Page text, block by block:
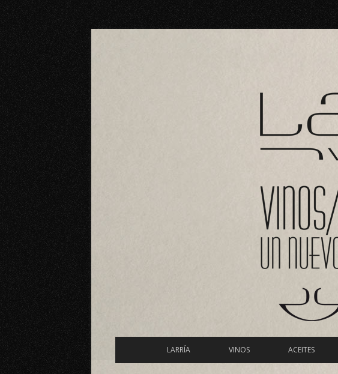
Vinoteca Larría vende en Logroño los mejores vinos que
LARRÍA VINOS ACEITES